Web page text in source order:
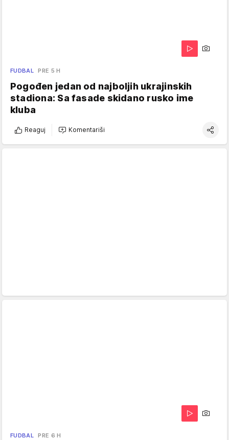
FUDBAL PRE 5 H
Pogođen jedan od najboljih ukrajinskih
stadiona: Sa fasade skidano rusko ime
kluba
Reaguj Komentariši
FUDBAL PRE 6 H